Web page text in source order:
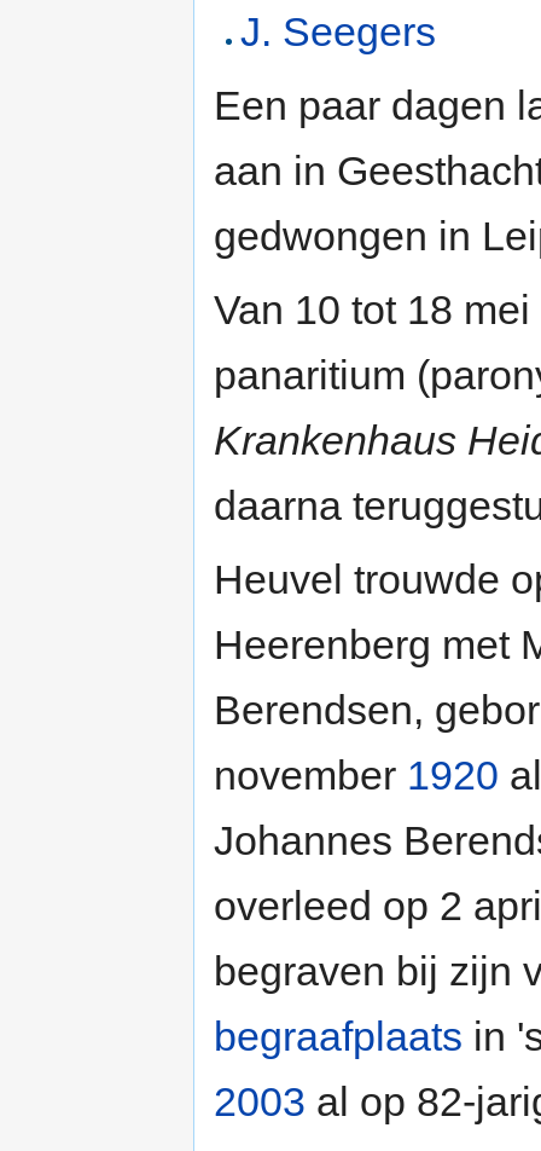
J. Seegers
Een paar dagen
aan in
gedwongen in
Van 10 tot 18 mei
panaritium
Krankenhaus
daarna
Heuvel trouwde
Heerenberg met
Berendsen,
november 1920
Johannes
overleed op 2
begraven bij zijn
begraafplaats in
2003 al op 82-